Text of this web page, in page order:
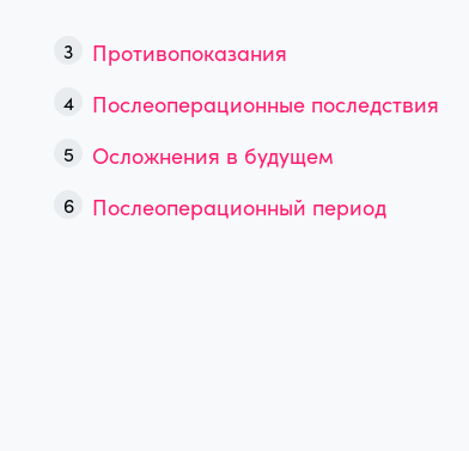
Противопоказания
Послеоперационные последствия
Осложнения в будущем
Послеоперационный период